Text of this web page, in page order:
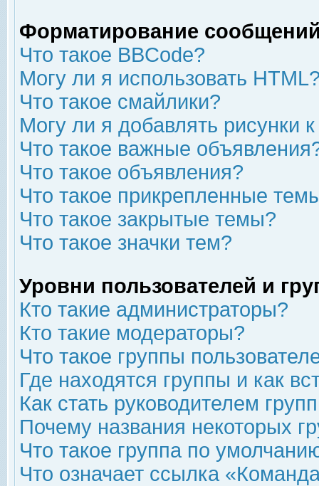
Форматирование
Что такое BBCode?
Могу ли я использовать
Что такое смайлики?
Могу ли я добавлять рисунки
Что такое важные
Что такое объявления?
Что такое прикрепленные
Что такое закрытые темы?
Что такое значки тем?
Уровни пользователей и
Кто такие администраторы?
Кто такие модераторы?
Что такое группы
Где находятся группы и как
Как стать руководителем
Почему названия некоторых
Что такое группа по
Что означает ссылка